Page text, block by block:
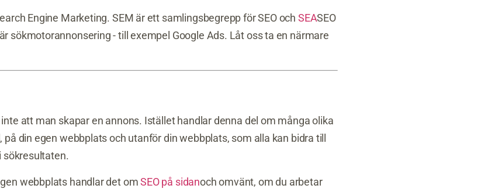
Engine Marketing. SEM är ett samlingsbegrepp för SEO och SEASEO
sökmotorannonsering - till exempel Google Ads. Låt oss ta en närmare
att man skapar en annons. Istället handlar denna del om många olika
din egen webbplats och utanför din webbplats, som alla kan bidra till
sökresultaten.
webbplats handlar det omSEO på sidanoch omvänt, om du arbetar